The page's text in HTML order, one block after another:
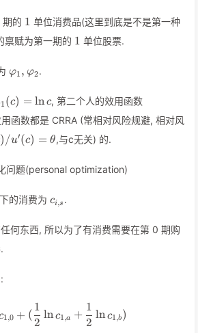
的 1
1 单位消费品(这里到底是不是第一种
禀赋为第一期的 1
1 单位股票.
\varphi_1,
φ1 , φ2.
\ln
1 (c) = lnc, 第二个人的效用函数
2 \sqrt
c
函数都是 CRRA (常相对风险规避, 相对风
) /u′(c) = θ,与c无关) 的.
问题(personal optimization)
的消费为 c_{i,
s}
ci,s .
何东西, 所以为了有消费需要在第 0 期购
\max \ln c_{1,0} + (\frac 1
1,0 + (
2
1
lnc1,a +
2
1
lnc1,b)